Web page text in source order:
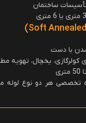
ساختمان
با دست
یخچال، تهویه
تخصصی هر دو نوع